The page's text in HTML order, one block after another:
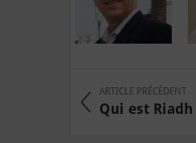
ARTICLE PRÉCÉDENT
Qui est